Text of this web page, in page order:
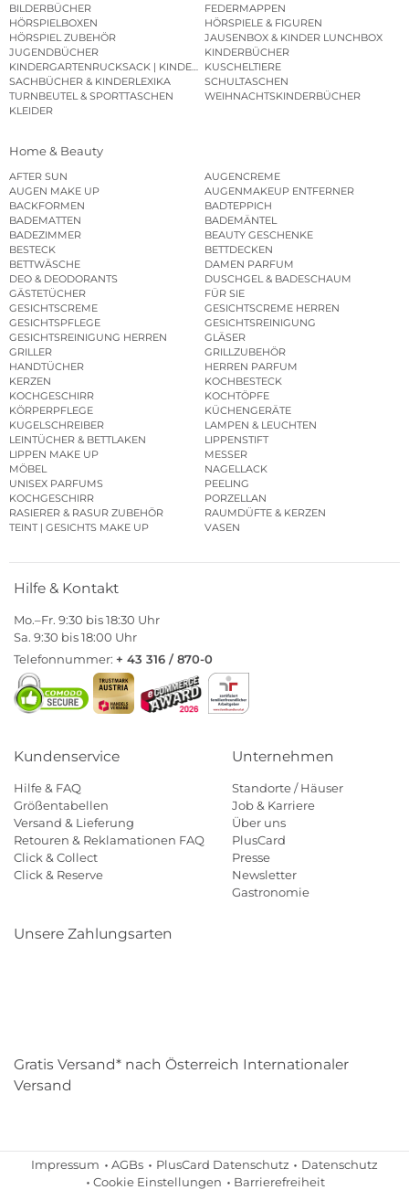
BILDERBÜCHER
FEDERMAPPEN
HÖRSPIELBOXEN
HÖRSPIELE & FIGUREN
HÖRSPIEL ZUBEHÖR
JAUSENBOX & KINDER LUNCHBOX
JUGENDBÜCHER
KINDERBÜCHER
KINDERGARTENRUCKSACK | KINDERGARTENBEUTEL
KUSCHELTIERE
SACHBÜCHER & KINDERLEXIKA
SCHULTASCHEN
TURNBEUTEL & SPORTTASCHEN
WEIHNACHTSKINDERBÜCHER
KLEIDER
Home & Beauty
AFTER SUN
AUGENCREME
AUGEN MAKE UP
AUGENMAKEUP ENTFERNER
BACKFORMEN
BADTEPPICH
BADEMATTEN
BADEMÄNTEL
BADEZIMMER
BEAUTY GESCHENKE
BESTECK
BETTDECKEN
BETTWÄSCHE
DAMEN PARFUM
DEO & DEODORANTS
DUSCHGEL & BADESCHAUM
GÄSTETÜCHER
FÜR SIE
GESICHTSCREME
GESICHTSCREME HERREN
GESICHTSPFLEGE
GESICHTSREINIGUNG
GESICHTSREINIGUNG HERREN
GLÄSER
GRILLER
GRILLZUBEHÖR
HANDTÜCHER
HERREN PARFUM
KERZEN
KOCHBESTECK
KOCHGESCHIRR
KOCHTÖPFE
KÖRPERPFLEGE
KÜCHENGERÄTE
KUGELSCHREIBER
LAMPEN & LEUCHTEN
LEINTÜCHER & BETTLAKEN
LIPPENSTIFT
LIPPEN MAKE UP
MESSER
MÖBEL
NAGELLACK
UNISEX PARFUMS
PEELING
KOCHGESCHIRR
PORZELLAN
RASIERER & RASUR ZUBEHÖR
RAUMDÜFTE & KERZEN
TEINT | GESICHTS MAKE UP
VASEN
Hilfe & Kontakt
Mo.–Fr. 9:30 bis 18:30 Uhr
Sa. 9:30 bis 18:00 Uhr
Telefonnummer: + 43 316 / 870-0
Kundenservice
Hilfe & FAQ
Größentabellen
Versand & Lieferung
Retouren & Reklamationen FAQ
Click & Collect
Click & Reserve
Unternehmen
Standorte / Häuser
Job & Karriere
Über uns
PlusCard
Presse
Newsletter
Gastronomie
Unsere Zahlungsarten
Gratis Versand* nach Österreich Internationaler
Versand
Impressum AGBs PlusCard Datenschutz
Datenschutz
Cookie Einstellungen
Barrierefreiheit